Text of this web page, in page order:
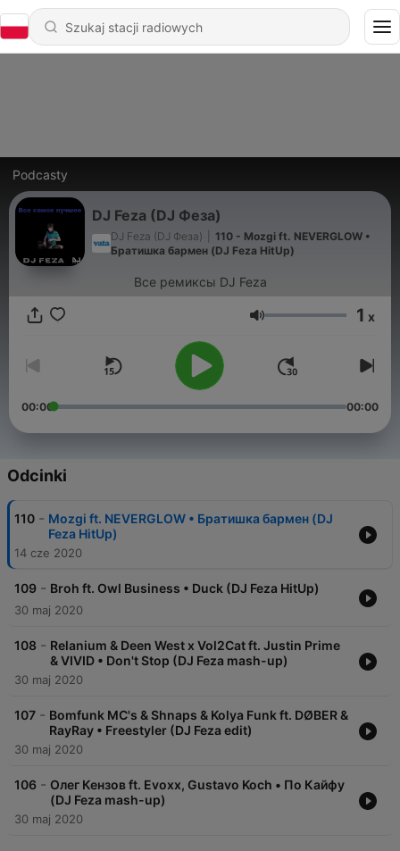
Podcasty
DJ Feza (DJ Феза)
DJ Feza (DJ Феза)
110 - Mozgi ft. NEVERGLOW •
Братишка бармен (DJ Feza HitUp)
Все ремиксы DJ Feza
Głośność 1 x
00:00 00:00
Odcinki
110 - Mozgi ft. NEVERGLOW • Братишка бармен (DJ
Feza HitUp)
14 cze 2020
109 - Broh ft. Owl Business • Duck (DJ Feza HitUp)
30 maj 2020
108 - Relanium & Deen West x Vol2Cat ft. Justin Prime
& VIVID • Don't Stop (DJ Feza mash-up)
30 maj 2020
107 - Bomfunk MC's & Shnaps & Kolya Funk ft. DØBER &
RayRay • Freestyler (DJ Feza edit)
30 maj 2020
106 - Олег Кензов ft. Evoxx, Gustavo Koch • По Кайфу
(DJ Feza mash-up)
30 maj 2020